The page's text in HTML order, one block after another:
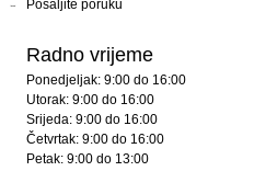
Pošaljite poruku
Radno vrijeme
Ponedjeljak: 9:00 do 16:00
Utorak: 9:00 do 16:00
Srijeda: 9:00 do 16:00
Četvrtak: 9:00 do 16:00
Petak: 9:00 do 13:00